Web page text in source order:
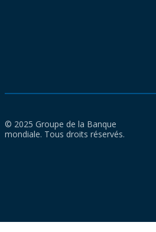
© 2025 Groupe de la Banque
mondiale. Tous droits réservés.